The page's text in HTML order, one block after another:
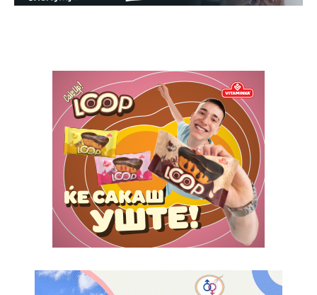
Praesent euismod ac
Orci varius natoque dolor
100 / yearplaceholder text
ИЗБЕРЕТЕ ПЛАН
Full member access: